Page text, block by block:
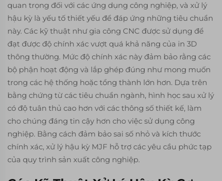
quan trọng đối với các ứng dụng công nghiệp, và xử lý
hậu kỳ là yếu tố thiết yếu để đáp ứng những tiêu chuẩn
này. Các kỹ thuật như gia công CNC được sử dụng để
đạt được độ chính xác vượt quá khả năng của in 3D
thông thường. Mức độ chính xác này đảm bảo rằng các
bộ phận hoạt động và lắp ghép đúng như mong muốn
trong các hệ thống hoặc tổng thành lớn hơn. Dựa trên
bằng chứng từ các tiêu chuẩn ngành, hình học sau xử lý
có độ tuân thủ cao hơn với các thông số thiết kế, làm
cho chúng đáng tin cậy hơn cho việc sử dụng công
nghiệp. Bằng cách đảm bảo sai số nhỏ và kích thước
chính xác, xử lý hậu kỳ MJF hỗ trợ các yêu cầu phức tạp
của quy trình sản xuất công nghiệp.